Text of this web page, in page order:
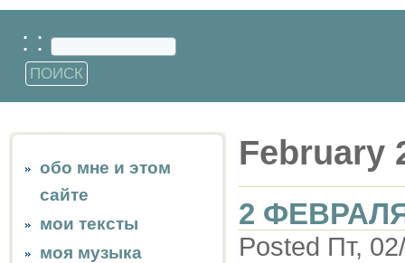
: :
обо мне и этом
сайте
мои тексты
моя музыка
February
2
Posted Пт,